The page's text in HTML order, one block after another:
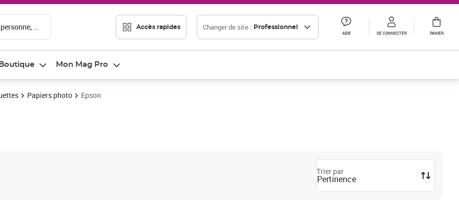
... Accès rapides Changer de site : Professionnel
AIDE SE CONNECTER PANIER
Boutique Mon Mag Pro
Papiers photo Epson
Trier par
Pertinence